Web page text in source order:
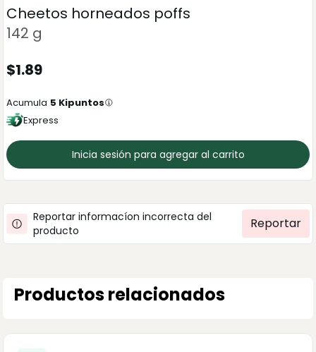
Cheetos horneados poffs
142 g
$1.89
Acumula 5 Kipuntos
Express
Inicia sesión para agregar al carrito
Reportar informacíon incorrecta del
producto
Reportar
Productos relacionados